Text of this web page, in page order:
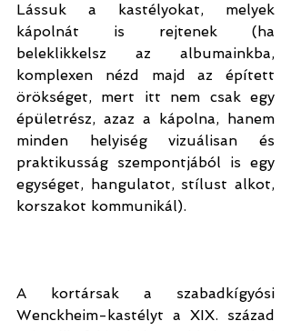
Lássuk a kastélyokat, melyek
kápolnát is rejtenek (ha
beleklikkelsz az albumainkba,
komplexen nézd majd az épített
örökséget, mert itt nem csak egy
épületrész, azaz a kápolna, hanem
minden helyiség vizuálisan és
praktikusság szempontjából is egy
egységet, hangulatot, stílust alkot,
korszakot kommunikál).
A kortársak a szabadkígyósi
Wenckheim-kastélyt a XIX. század